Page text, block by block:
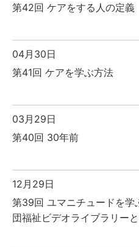
第42回 ケアをする人の定義
04月30日
第41回 ケアを学ぶ方法
03月29日
第40回 30年前
12月29日
第39回 ユマニチュードを学
団福祉ビデオライブラリー